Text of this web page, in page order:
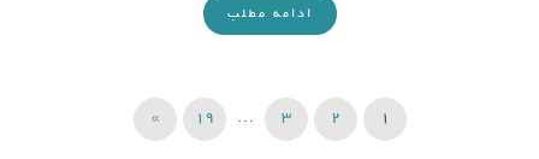
ادامه مطلب
راهبری نوشته‌ها
1
2
3
…
19
»